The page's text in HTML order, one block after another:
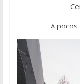
A pocos